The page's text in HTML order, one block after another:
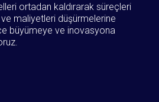
ortadan kaldırarak süreçleri
maliyetleri düşürmelerine
büyümeye ve inovasyona